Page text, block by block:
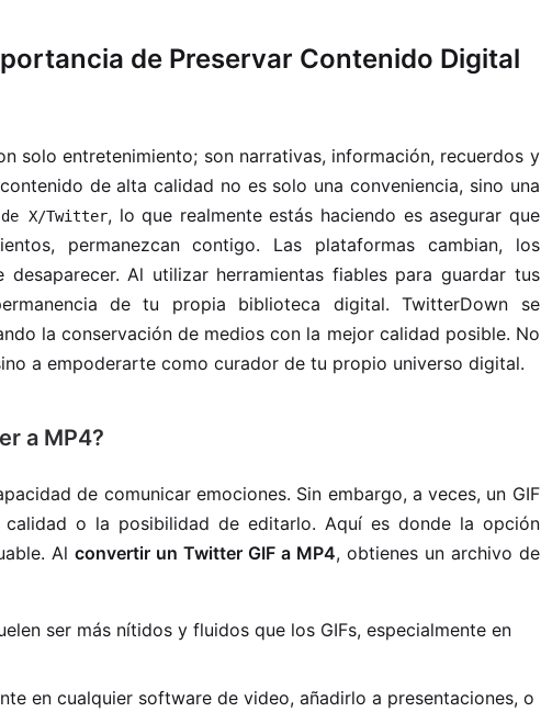
de Preservar Contenido Digital
solo entretenimiento; son narrativas, información, recuerdos y
de alta calidad no es solo una conveniencia, sino una
X/Twitter, lo que realmente estás haciendo es asegurar que
permanezcan contigo. Las plataformas cambian, los
Al utilizar herramientas fiables para guardar tus
de tu propia biblioteca digital. TwitterDown se
la conservación de medios con la mejor calidad posible. No
a empoderarte como curador de tu propio universo digital.
a MP4?
de comunicar emociones. Sin embargo, a veces, un GIF
o la posibilidad de editarlo. Aquí es donde la opción
Al convertir un Twitter GIF a MP4, obtienes un archivo de
ser más nítidos y fluidos que los GIFs, especialmente en
en cualquier software de video, añadirlo a presentaciones, o